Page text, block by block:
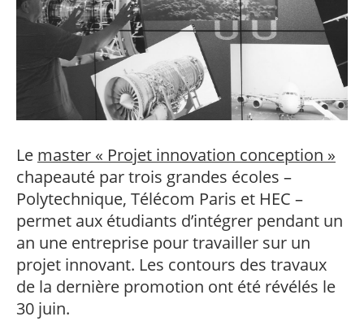
S’engager à Télécom
Paris
Numérique
responsable : nos
élèves impliqués
Parcours Numérique
Responsable
Enquête 1er emploi
Corps des Mines
Parcours Talents : un
Double Diplôme
donnant accès aux
Corps techniques de
l’État
Artificielle en
alternance
(admissions closes)
Expert
cybersécurité des
réseaux et des
systèmes
d’information
Intelligence
Artificielle – Expert
Data & MLops
Intelligence
Artificielle
multimodale et
autonome
Je suis élève en
situation de
handicap, comment
Vous êtes admis,
préparez votre
arrivée
Entreprises &
solutions Mastère
Spécialisé
Brochures &
contacts
Événements des
Mastère Spécialisé
professionnel
• Journaliste
• Diplômé
• Créateur d’entreprise
Le master « Projet innovation conception »
chapeauté par trois grandes écoles –
Polytechnique, Télécom Paris et HEC –
permet aux étudiants d’intégrer pendant un
an une entreprise pour travailler sur un
projet innovant. Les contours des travaux
de la dernière promotion ont été révélés le
30 juin.